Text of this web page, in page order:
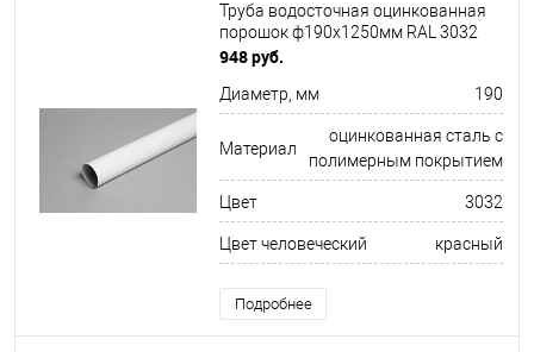
Труба водосточная оцинкованная
порошок ф190х1250мм RAL 3032
948 руб.
Диаметр, мм 190
Материал
оцинкованная сталь с
полимерным покрытием
Цвет 3032
Цвет человеческий красный
Подробнее